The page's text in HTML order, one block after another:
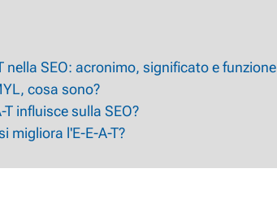
nella SEO: acronimo, significato e funzione
cosa sono?
T influisce sulla SEO?
migliora l'E-E-A-T?